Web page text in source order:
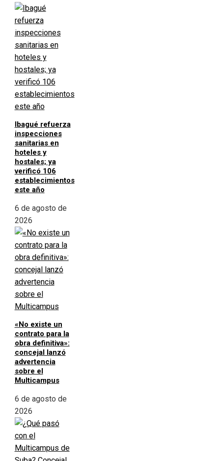
Ibagué refuerza
inspecciones
sanitarias en
hoteles y
hostales; ya
verificó 106
establecimientos
este año
6 de agosto de
2026
«No existe un
contrato para la
obra definitiva»:
concejal lanzó
advertencia
sobre el
Multicampus
6 de agosto de
2026